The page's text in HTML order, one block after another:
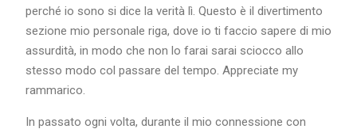
perché io sono si dice la verità lì. Questo è il divertimento
sezione mio personale riga, dove io ti faccio sapere di mio
assurdità, in modo che non lo farai sarai sciocco allo
stesso modo col passare del tempo. Appreciate my
rammarico.
In passato ogni volta, durante il mio connessione con